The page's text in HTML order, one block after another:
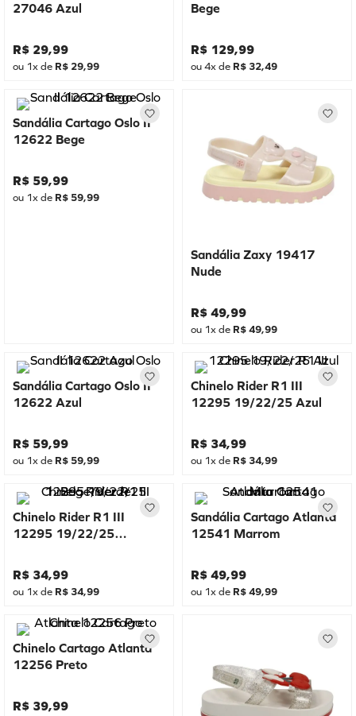
27046 Azul
R$ 29,99
ou 1x de R$ 29,99
Bege
R$ 129,99
ou4x de R$ 32,49
Sandália Cartago Oslo II
12622 Bege
R$ 59,99
ou 1x de R$ 59,99
Sandália Zaxy 19417
Nude
R$ 49,99
ou 1x de R$49,99
Sandália Cartago Oslo II
12622 Azul
R$ 59,99
ou 1x de R$ 59,99
Chinelo Rider R1 III
12295 19/22/25 Azul
R$ 34,99
ou 1x de R$ 34,99
Chinelo Rider R1 III
12295 19/22/25
R$ 34,99
ou 1x de R$ 34,99
Sandália Cartago Atlanta
12541 Marrom
R$ 49,99
ou 1x de R$49,99
Chinelo Cartago Atlanta
12256 Preto
R$ 39,99